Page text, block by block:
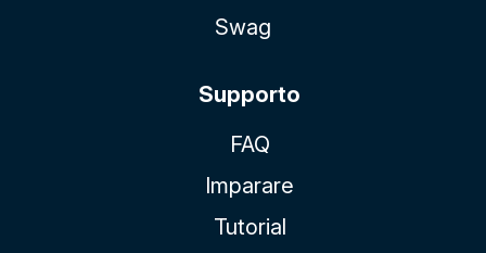
Swag
Supporto
FAQ
Imparare
Tutorial